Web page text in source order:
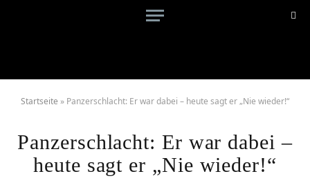
Startseite » Panzerschlacht: Er war dabei – heute sagt er „Nie wieder!“
Panzerschlacht: Er war dabei –
heute sagt er „Nie wieder!“